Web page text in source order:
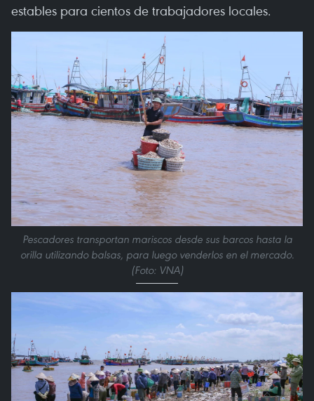
estables para cientos de trabajadores locales.
Pescadores transportan mariscos desde sus barcos hasta la
orilla utilizando balsas, para luego venderlos en el mercado.
(Foto: VNA)